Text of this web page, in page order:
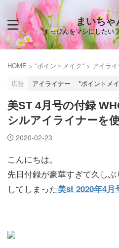
まいちゃ
すっぴんをマシにしたい
HOME > *ポイントメイク* > アイラ
広告
アイライナー *ポイントメ
美ST 4月号の付録
シルアイライナーを
2020-02-23
こんにちは。
先日付録が豪華すぎて久し
してしまった美st 2020年4月